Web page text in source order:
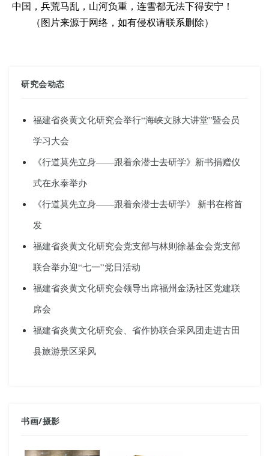
中国，兵荒马乱，山河负重，连雪都无法下得安宁！
（图片来源于网络，如有侵权请联系删除）
研究会动态
福建省炎黄文化研究会举行“海峡文脉大讲堂”暨会员
学习大会
《行道莫先立身——跟着余潜士去研学》新书捐赠仪
式在永泰举办
《行道莫先立身——跟着余潜士去研学》 新书在榕首
发
福建省炎黄文化研究会党支部与林则徐基金会党支部
联合举办迎“七一”党日活动
福建省炎黄文化研究会领导出席福州金汤社区党建联
席会
福建省炎黄文化研究会、省作协联合采风团走进古田
县旅游景区采风
书画/摄影